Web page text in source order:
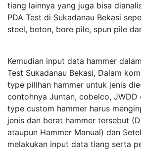
tiang lainnya yang juga bisa
PDA Test di Sukadanau Bekasi
steel, beton, bore pile, spun pile
Kemudian input data hammer
Test Sukadanau Bekasi, Dalam
type pilihan hammer untuk jenis
contohnya Juntan, cobelco, JWDD
type custom hammer harus
jenis dan berat hammer tersebut
ataupun Hammer Manual) dan
melakukan input data tiang serta